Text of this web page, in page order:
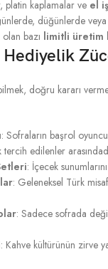
platin kaplamalar ve el
düğünlerde
bazı limitli üretim
Hediyelik
doğru kararı
: Sofraların başrol
edilenler
: İçecek
: Geleneksel Türk
: Sadece sofrada
: Kahve kültürünün zirve